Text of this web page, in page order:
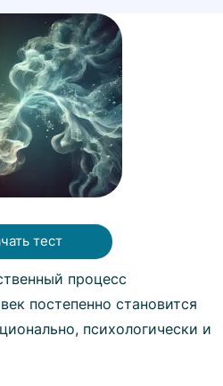
тест
процесс
постепенно становится
психологически и